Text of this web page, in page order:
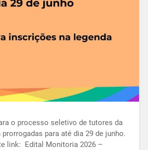
o processo seletivo de tutores da
prorrogadas para até dia 29 de junho.
link: Edital Monitoria 2026 –